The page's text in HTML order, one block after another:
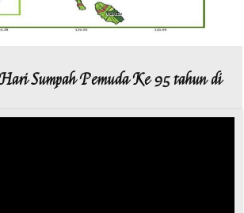
Sumpah Pemuda Ke 95 tahun di